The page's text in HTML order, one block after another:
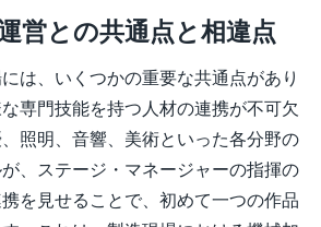
営との共通点と相違点
は、いくつかの重要な共通点があり
専門技能を持つ人材の連携が不可欠
照明、音響、美術といった各分野の
、ステージ・マネージャーの指揮の
を見せることで、初めて一つの作品